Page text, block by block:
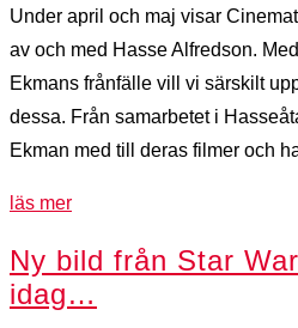
Under april och maj visar
av och med Hasse Alfredson.
Ekmans frånfälle vill vi särskilt
dessa. Från samarbetet i
Ekman med till deras filmer och
läs mer
Ny bild från Star
idag…